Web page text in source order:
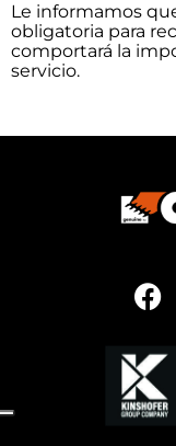
Le informamos
obligatoria para
comportará la
servicio.